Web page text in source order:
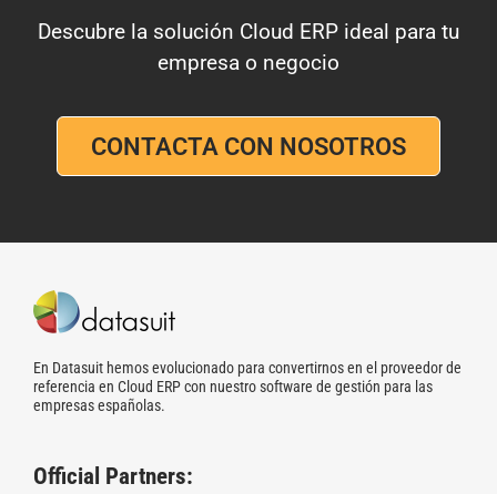
Descubre la solución Cloud ERP ideal para tu
empresa o negocio
CONTACTA CON NOSOTROS
En Datasuit hemos evolucionado para convertirnos en el proveedor de
referencia en Cloud ERP con nuestro software de gestión para las
empresas españolas.
Official Partners: